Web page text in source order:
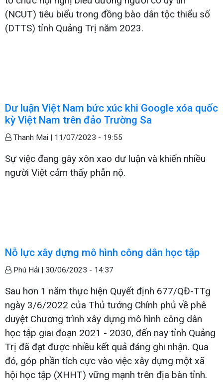
(NCUT) tiêu biểu trong đồng bào dân tộc thiểu số
(DTTS) tỉnh Quảng Trị năm 2023.
Dư luận Việt Nam bức xúc khi Google xóa quốc
kỳ Việt Nam trên đảo Trường Sa
Thanh Mai | 11/07/2023 - 19:55
Sự việc đang gây xôn xao dư luận và khiến nhiều
người Việt cảm thấy phẫn nộ.
Nỗ lực xây dựng mô hình công dân học tập
Phú Hải | 30/06/2023 - 14:37
Sau hơn 1 năm thực hiện Quyết định 677/QĐ-TTg
ngày 3/6/2022 của Thủ tướng Chính phủ về phê
duyệt Chương trình xây dựng mô hình công dân
học tập giai đoạn 2021 - 2030, đến nay tỉnh Quảng
Trị đã đạt được nhiều kết quả đáng ghi nhận. Qua
đó, góp phần tích cực vào việc xây dựng một xã
hội học tập (XHHT) vững mạnh trên địa bàn tỉnh.